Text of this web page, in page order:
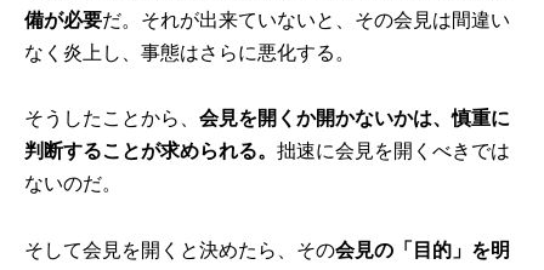
備が必要だ。それが出来ていないと、その会見は間違い
なく炎上し、事態はさらに悪化する。
そうしたことから、会見を開くか開かないかは、慎重に
判断することが求められる。拙速に会見を開くべきでは
ないのだ。
そして会見を開くと決めたら、その会見の「目的」を明